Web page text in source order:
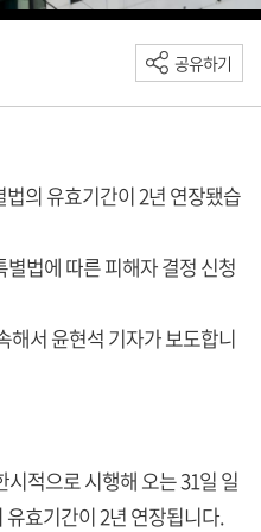
공유하기
의 유효기간이 2년 연장됐습
법에 따른 피해자 결정 신청
해서 윤현석 기자가 보도합니
시적으로 시행해 오는 31일 일
효기간이 2년 연장됩니다.